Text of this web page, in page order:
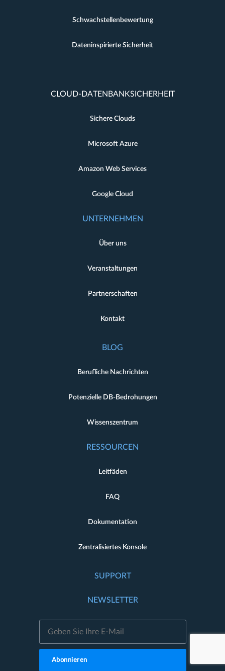
Schwachstellenbewertung
Dateninspirierte Sicherheit
CLOUD-DATENBANKSICHERHEIT
Sichere Clouds
Microsoft Azure
Amazon Web Services
Google Cloud
UNTERNEHMEN
Über uns
Veranstaltungen
Partnerschaften
Kontakt
BLOG
Berufliche Nachrichten
Potenzielle DB-Bedrohungen
Wissenszentrum
RESSOURCEN
Leitfäden
FAQ
Dokumentation
Zentralisiertes Konsole
SUPPORT
NEWSLETTER
Abonnieren